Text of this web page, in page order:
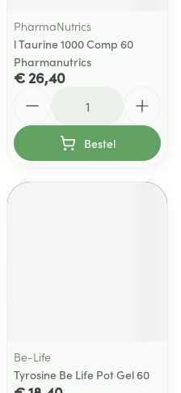
PharmaNutrics
l Taurine 1000 Comp 60
Pharmanutrics
€ 26,40
Bestel
Be-Life
Tyrosine Be Life Pot Gel 60